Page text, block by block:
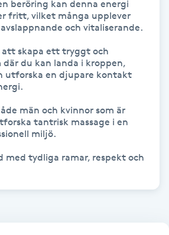
beröring kan denna energi
fritt, vilket många upplever
och vitaliserande.
skapa ett tryggt och
du kan landa i kroppen,
utforska en djupare kontakt
män och kvinnor som är
tantrisk massage i en
miljö.
med tydliga ramar, respekt och